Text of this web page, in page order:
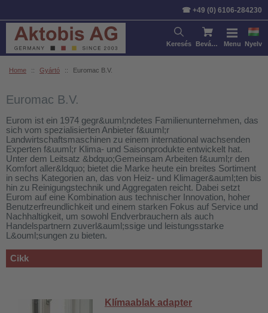
☎ +49 (0) 6106-284230
Keresés Bevásárlókosár Menu Nyelv
Home :: Gyártó :: Euromac B.V.
Euromac B.V.
Eurom ist ein 1974 gegr&uuml;ndetes Familienunternehmen, das
sich vom spezialisierten Anbieter f&uuml;r
Landwirtschaftsmaschinen zu einem international wachsenden
Experten f&uuml;r Klima- und Saisonprodukte entwickelt hat.
Unter dem Leitsatz &bdquo;Gemeinsam Arbeiten f&uuml;r den
Komfort aller&ldquo; bietet die Marke heute ein breites Sortiment
in sechs Kategorien an, das von Heiz- und Klimager&auml;ten bis
hin zu Reinigungstechnik und Aggregaten reicht. Dabei setzt
Eurom auf eine Kombination aus technischer Innovation, hoher
Benutzerfreundlichkeit und einem starken Fokus auf Service und
Nachhaltigkeit, um sowohl Endverbrauchern als auch
Handelspartnern zuverl&auml;ssige und leistungsstarke
L&ouml;sungen zu bieten.
Cikk
Cikk Ár
Klímaablak adapter